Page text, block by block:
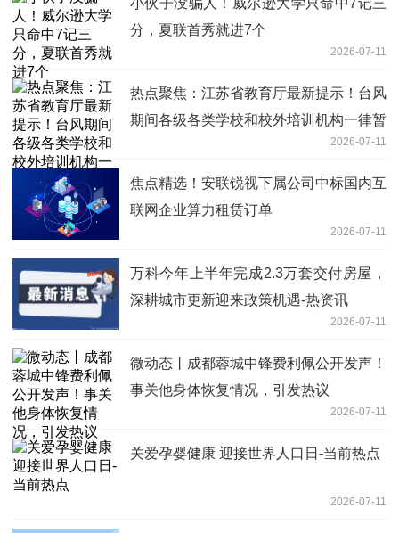
分，夏联首秀就进7个
2026-07-11
热点聚焦：江苏省教育厅最新提示！台风
期间各级各类学校和校外培训机构一律暂
2026-07-11
焦点精选！安联锐视下属公司中标国内互
联网企业算力租赁订单
2026-07-11
万科今年上半年完成2.3万套交付房屋，
深耕城市更新迎来政策机遇-热资讯
2026-07-11
微动态丨成都蓉城中锋费利佩公开发声！
事关他身体恢复情况，引发热议
2026-07-11
关爱孕婴健康 迎接世界人口日-当前热点
2026-07-11